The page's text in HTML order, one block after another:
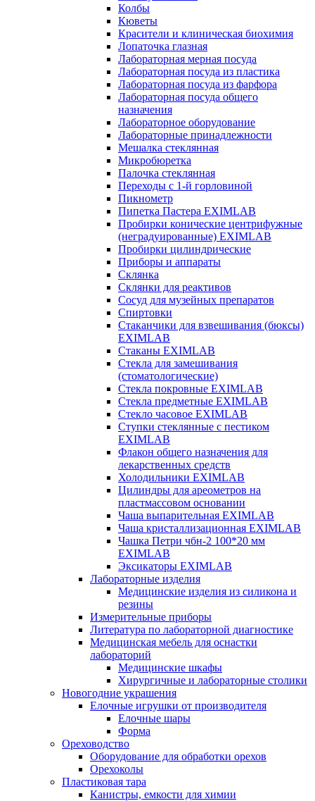
Колбы
Кюветы
Красители и клиническая биохимия
Лопаточка глазная
Лабораторная мерная посуда
Лабораторная посуда из пластика
Лабораторная посуда из фарфора
Лабораторная посуда общего
назначения
Лабораторное оборудование
Лабораторные принадлежности
Мешалка стеклянная
Микробюретка
Палочка стеклянная
Переходы с 1-й горловиной
Пикнометр
Пипетка Пастера EXIMLAB
Пробирки конические центрифужные
(неградуированные) EXIMLAB
Пробирки цилиндрические
Приборы и аппараты
Склянка
Склянки для реактивов
Сосуд для музейных препаратов
Спиртовки
Стаканчики для взвешивания (бюксы)
EXIMLAB
Стаканы EXIMLAB
Стекла для замешивания
(стоматологические)
Стекла покровные EXIMLAB
Стекла предметные EXIMLAB
Стекло часовое EXIMLAB
Ступки стеклянные с пестиком
EXIMLAB
Флакон общего назначения для
лекарственных средств
Холодильники EXIMLAB
Цилиндры для ареометров на
пластмассовом основании
Чаша выпарительная EXIMLAB
Чаша кристаллизационная EXIMLAB
Чашка Петри чбн-2 100*20 мм
EXIMLAB
Эксикаторы EXIMLAB
Лабораторные изделия
Медицинские изделия из силикона и
резины
Измерительные приборы
Литература по лабораторной диагностике
Медицинская мебель для оснастки
лабораторий
Медицинские шкафы
Хирургичные и лабораторные столики
Новогодние украшения
Елочные игрушки от производителя
Елочные шары
Форма
Ореховодство
Оборудование для обработки орехов
Орехоколы
Пластиковая тара
Канистры, емкости для химии